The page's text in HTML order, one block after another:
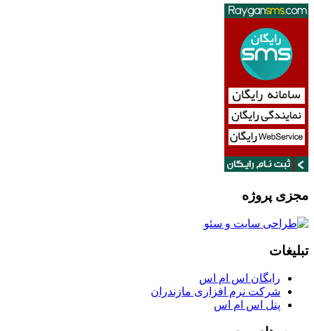
مجزی پروژه
تبلیغات
رایگان اس ام اس
شرکت نرم افزاری مازندران
پنل اس ام اس